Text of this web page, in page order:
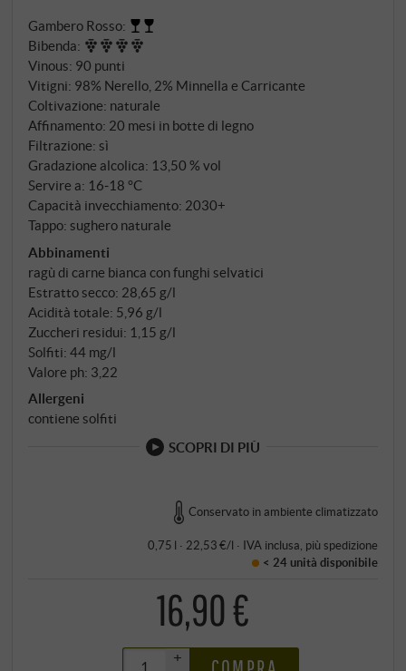
affloscia dolcemente e con un accenno di fiori rossi.
Un ottimo rapporto qualità-prezzo.
Gambero Rosso:
Bibenda:
Vinous: 90 punti
Vitigni: 98% Nerello, 2% Minnella e Carricante
Coltivazione: naturale
Affinamento: 20 mesi in botte di legno
Filtrazione: sì
Gradazione alcolica: 13,50 % vol
Servire a: 16‑18 °C
Capacità invecchiamento: 2030+
Tappo: sughero naturale
Abbinamenti
ragù di carne bianca con funghi selvatici
Estratto secco: 28,65 g/l
Acidità totale: 5,96 g/l
Zuccheri residui: 1,15 g/l
Solfiti: 44 mg/l
Valore ph: 3,22
Allergeni
contiene solfiti
SCOPRI DI PIÙ
Conservato in ambiente climatizzato
0,75 l · 22,53 €/l · IVA inclusa , più spedizione
< 24 unità disponibile
16,90 €
+